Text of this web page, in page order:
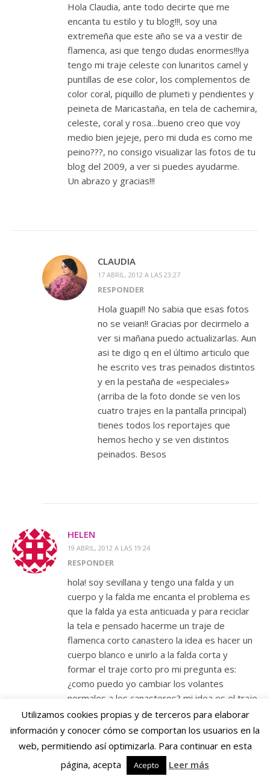
Hola Claudia, ante todo decirte que me
encanta tu estilo y tu blog!!!, soy una
extremeña que este año se va a vestir de
flamenca, asi que tengo dudas enormes!!!ya
tengo mi traje celeste con lunaritos camel y
puntillas de ese color, los complementos de
color coral, piquillo de plumeti y pendientes y
peineta de Maricastaña, en tela de cachemira,
celeste, coral y rosa…bueno creo que voy
medio bien jejeje, pero mi duda es como me
peino???, no consigo visualizar las fotos de tu
blog del 2009, a ver si puedes ayudarme.
Un abrazo y gracias!!!
CLAUDIA
17 ABRIL, 2012 A LAS 23:27
RESPONDER
Hola guapi!! No sabia que esas fotos
no se veian!! Gracias por decirmelo a
ver si mañana puedo actualizarlas. Aun
asi te digo q en el último articulo que
he escrito ves tras peinados distintos
y en la pestaña de «especiales»
(arriba de la foto donde se ven los
cuatro trajes en la pantalla principal)
tienes todos los reportajes que
hemos hecho y se ven distintos
peinados. Besos
HELEN
19 ABRIL, 2012 A LAS 19:24
RESPONDER
hola! soy sevillana y tengo una falda y un
cuerpo y la falda me encanta el problema es
que la falda ya esta anticuada y para reciclar
la tela e pensado hacerme un traje de
flamenca corto canastero la idea es hacer un
cuerpo blanco e unirlo a la falda corta y
formar el traje corto pro mi pregunta es:
¿como puedo yo cambiar los volantes
normales a los canasteros? mi idea es el traje
del medio
http://www.google.es/imgres?
y-canasteros-una-mezcla-perfecta/&docid=-
Utilizamos cookies propias y de terceros para elaborar
información y conocer cómo se comportan los usuarios en la
web, permitiendo así optimizarla. Para continuar en esta
página, acepta
Acepto Leer más